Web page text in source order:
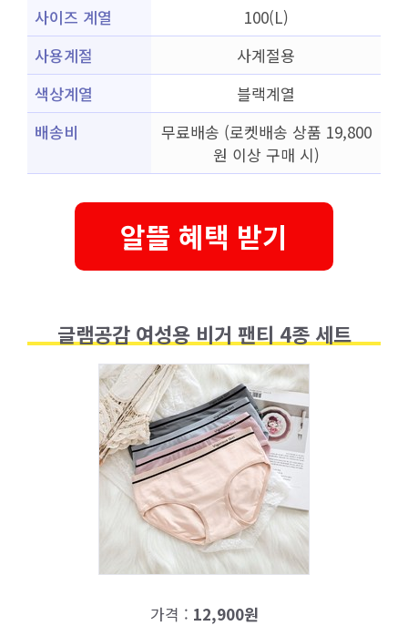
사이즈 계열
100(L)
사용계절
사계절용
색상계열
블랙계열
배송비
무료배송 (로켓배송 상품 19,800
원 이상 구매 시)
알뜰 혜택 받기
글램공감 여성용 비거 팬티 4종 세트
가격 : 12,900원